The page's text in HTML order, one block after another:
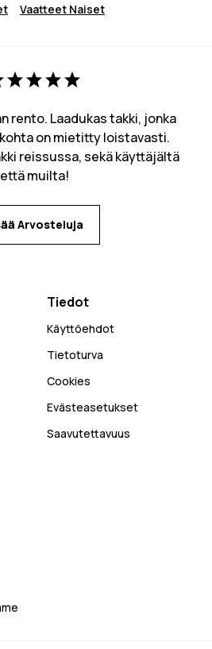
Vaatteet Naiset
rento. Laadukas takki, jonka
on mietitty loistavasti.
reissussa, sekä käyttäjältä
että muilta!
Arvosteluja
Tiedot
Käyttöehdot
Tietoturva
Cookies
Evästeasetukset
Saavutettavuus